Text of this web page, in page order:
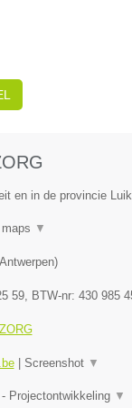
en in de provincie
▼
)
59, BTW-nr: 430 985
| Screenshot ▼
Projectontwikkeling ▼